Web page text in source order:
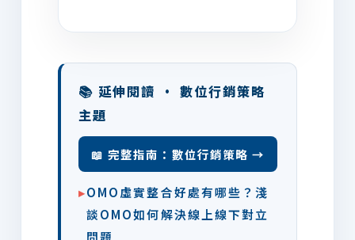
📚 延伸閱讀 · 數位行銷策略
主題
📖 完整指南：數位行銷策略 →
▸OMO虛實整合好處有哪些？淺
談OMO如何解決線上線下對立
問題